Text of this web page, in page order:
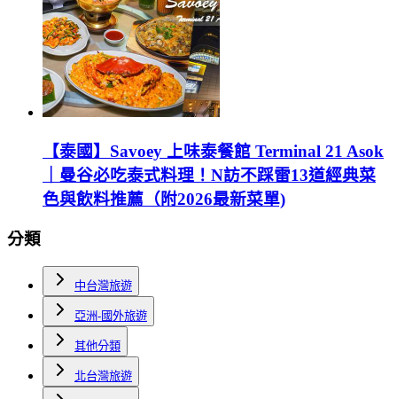
【泰國】Savoey 上味泰餐館 Terminal 21 Asok
｜曼谷必吃泰式料理！N訪不踩雷13道經典菜
色與飲料推薦（附2026最新菜單)
分類
中台灣旅遊
亞洲-國外旅遊
其他分類
北台灣旅遊